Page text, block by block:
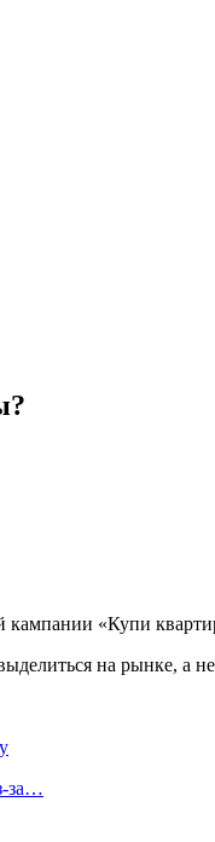
кампании «Купи
на рынке, а
за…